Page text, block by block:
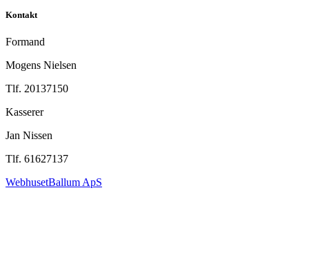
Kontakt
Formand
Mogens Nielsen
Tlf. 20137150
Kasserer
Jan Nissen
Tlf. 61627137
WebhusetBallum ApS